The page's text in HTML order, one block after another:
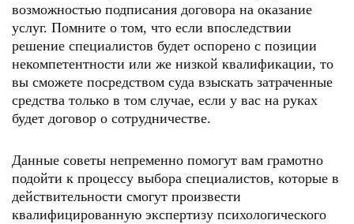
возможностью подписания договора на оказание
услуг. Помните о том, что если впоследствии
решение специалистов будет оспорено с позиции
некомпетентности или же низкой квалификации, то
вы сможете посредством суда взыскать затраченные
средства только в том случае, если у вас на руках
будет договор о сотрудничестве.
Данные советы непременно помогут вам грамотно
подойти к процессу выбора специалистов, которые в
действительности смогут произвести
квалифицированную экспертизу психологического